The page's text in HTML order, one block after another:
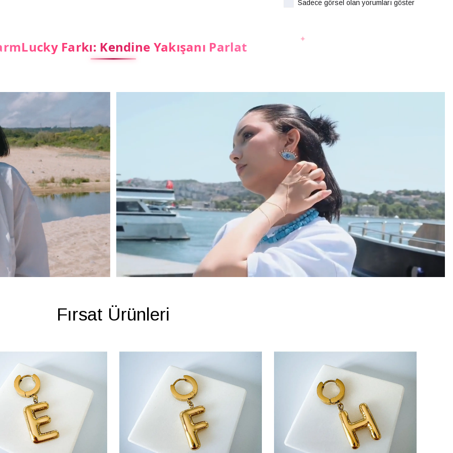
Sadece görsel olan yorumları göster
Farkı: Kendine Yakışanı Parlat
Fırsat Ürünleri